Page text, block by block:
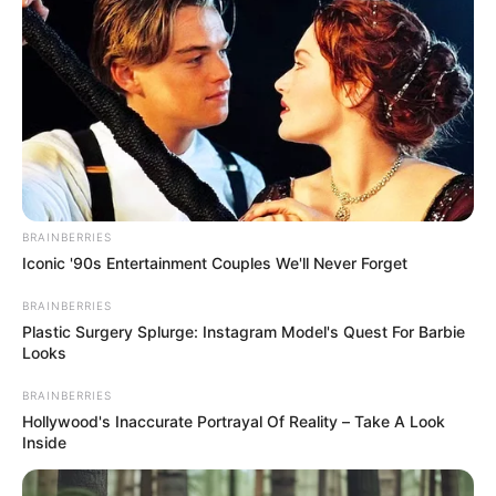
participen como voluntarios. Allí también se llevan a cabo
investigaciones aplicadas. Solo se trabaja con
estudiantes capacitados, quienes apoyan en el cuidado
de neonatos y en el manejo especializado de la fauna
silvestre.
Crédito: CDMB
BRAINBERRIES
Iconic '90s Entertainment Couples We'll Never Forget
BRAINBERRIES
Plastic Surgery Splurge: Instagram Model's Quest For Barbie
Looks
BRAINBERRIES
Hollywood's Inaccurate Portrayal Of Reality – Take A Look
Inside